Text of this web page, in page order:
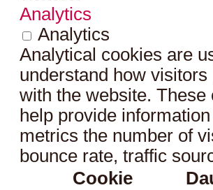
Analytics
Analytics
Analytical cookies are
understand how visitors
with the website. These
help provide
metrics the number of
bounce rate, traffic
Cookie